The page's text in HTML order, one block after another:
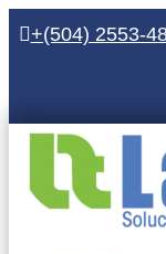
+(504) 2553-